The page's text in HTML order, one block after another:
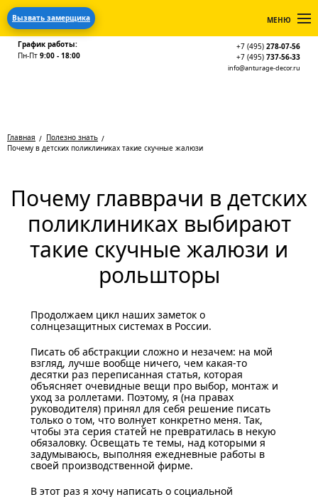
Вызвать замерщика МЕНЮ
График работы:
Пн-Пт 9:00 - 18:00
+7 (495) 278-07-56
+7 (495) 737-56-33
info@anturage-decor.ru
Главная
Полезно знать
Почему в детских поликлиниках такие скучные жалюзи
Почему главврачи в детских
поликлиниках выбирают
такие скучные жалюзи и
рольшторы
Продолжаем цикл наших заметок о
солнцезащитных системах в России.
Писать об абстракции сложно и незачем: на мой
взгляд, лучше вообще ничего, чем какая-то
десятки раз переписанная статья, которая
объясняет очевидные вещи про выбор, монтаж и
уход за роллетами. Поэтому, я (на правах
руководителя) принял для себя решение писать
только о том, что волнует конкретно меня. Так,
чтобы эта серия статей не превратилась в некую
обязаловку. Освещать те темы, над которыми я
задумываюсь, выполняя ежедневные работы в
своей производственной фирме.
В этот раз я хочу написать о социальной